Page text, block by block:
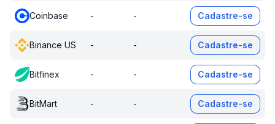
Coinbase - - Cadastre-se
Binance US - - Cadastre-se
Bitfinex - - Cadastre-se
BitMart - - Cadastre-se